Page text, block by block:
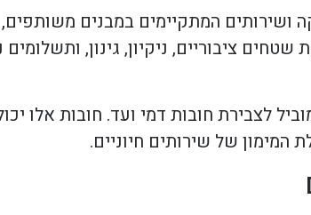
ושירותים המתקיימים במבנים משותפים,
ציבוריים, ניקיון, גינון,
לצבירת חובות דמי ועד. חובות אלו
המימון של שירותים חיוניים.